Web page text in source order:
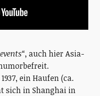
, auch hier Asia-
ein Haufen (ca.
sich in Shanghai in